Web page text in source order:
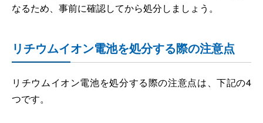
なるため、事前に確認してから処分しましょう。
リチウムイオン電池を処分する際の注意点
リチウムイオン電池を処分する際の注意点は、下記の4
つです。